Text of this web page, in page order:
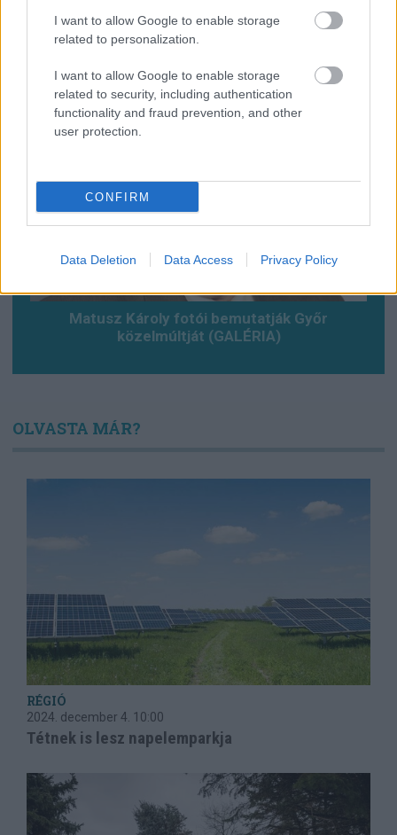
I want to allow Google to enable storage
related to personalization.
I want to allow Google to enable storage
related to security, including authentication
functionality and fraud prevention, and other
user protection.
CONFIRM
Data Deletion Data Access Privacy Policy
Baleset az alagútban, szerencsére csak
Matusz Károly fotói bemutatják Győr
közelmúltját (GALÉRIA)
OLVASTA MÁR?
RÉGIÓ
2024. december 4. 10:00
Tétnek is lesz napelemparkja